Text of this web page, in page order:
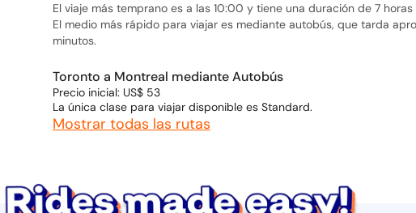
El viaje más temprano es a las 10:00 y tiene una duración de 7
El medio más rápido para viajar es mediante autobús, que tarda
minutos.
Toronto a Montreal mediante Autobús
Precio inicial: US$ 53
La única clase para viajar disponible es Standard.
Mostrar todas las rutas